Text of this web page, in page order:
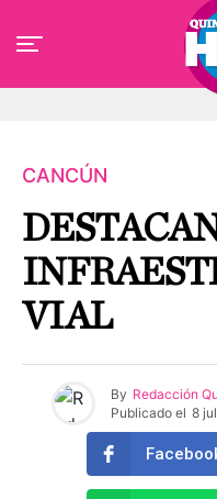
CANCÚN
VIAL
By Redacción
Publicado el 8